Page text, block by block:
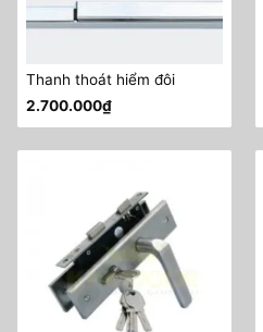
Thanh thoát hiểm đôi
2.700.000₫